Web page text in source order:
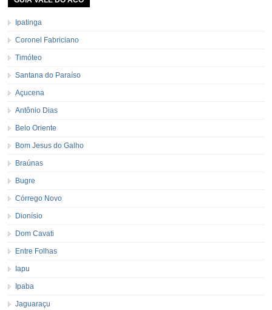
Ipatinga
Coronel Fabriciano
Timóteo
Santana do Paraíso
Açucena
Antônio Dias
Belo Oriente
Bom Jesus do Galho
Braúnas
Bugre
Córrego Novo
Dionísio
Dom Cavati
Entre Folhas
Iapu
Ipaba
Jaguaraçu